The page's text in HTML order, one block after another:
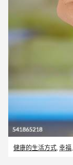
健康的生活方式, 幸福,